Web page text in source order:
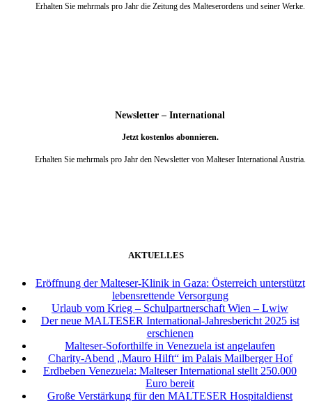
Erhalten Sie mehrmals pro Jahr die Zeitung des Malteserordens und seiner Werke.
Newsletter – International
Jetzt kostenlos abonnieren.
Erhalten Sie mehrmals pro Jahr den Newsletter von Malteser International Austria.
AKTUELLES
Eröffnung der Malteser-Klinik in Gaza: Österreich unterstützt
lebensrettende Versorgung
Urlaub vom Krieg – Schulpartnerschaft Wien – Lwiw
Der neue MALTESER International-Jahresbericht 2025 ist
erschienen
Malteser-Soforthilfe in Venezuela ist angelaufen
Charity-Abend „Mauro Hilft“ im Palais Mailberger Hof
Erdbeben Venezuela: Malteser International stellt 250.000
Euro bereit
Große Verstärkung für den MALTESER Hospitaldienst